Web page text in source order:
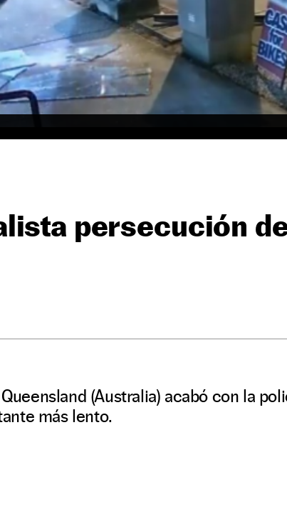
persecución
(Australia) acabó con la
más lento.